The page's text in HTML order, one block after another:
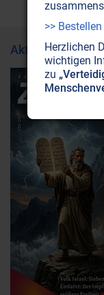
Aktuelle
>>
Herzlichen
wichtigen
zu